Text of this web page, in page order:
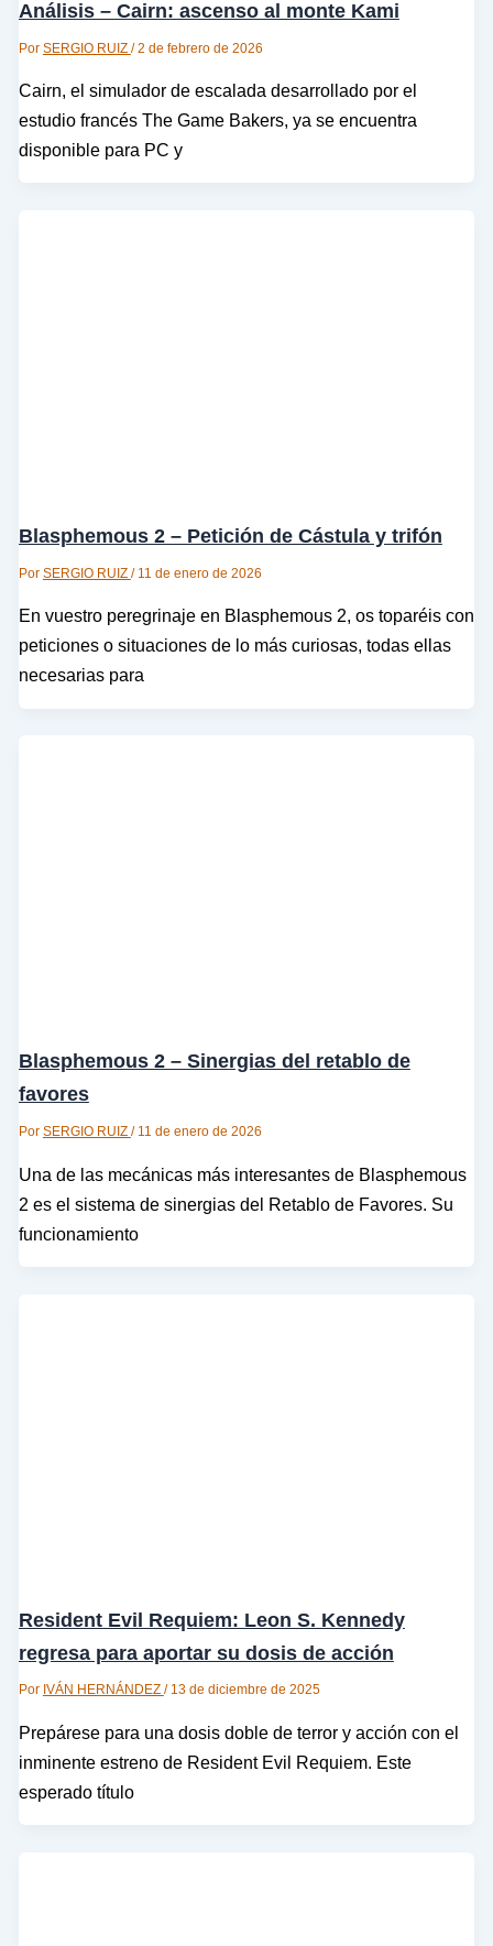
Análisis – Cairn: ascenso al monte Kami
Por SERGIO RUIZ /2 de febrero de 2026
Cairn, el simulador de escalada desarrollado por el
estudio francés The Game Bakers, ya se encuentra
disponible para PC y
Blasphemous 2 – Petición de Cástula y trifón
Por SERGIO RUIZ / 11 de enero de 2026
En vuestro peregrinaje en Blasphemous 2, os toparéis con
peticiones o situaciones de lo más curiosas, todas ellas
necesarias para
Blasphemous 2 – Sinergias del retablo de
favores
Por SERGIO RUIZ / 11 de enero de 2026
Una de las mecánicas más interesantes de Blasphemous
2 es el sistema de sinergias del Retablo de Favores. Su
funcionamiento
Resident Evil Requiem: Leon S. Kennedy
regresa para aportar su dosis de acción
Por IVÁN HERNÁNDEZ / 13 de diciembre de 2025
Prepárese para una dosis doble de terror y acción con el
inminente estreno de Resident Evil Requiem. Este
esperado título